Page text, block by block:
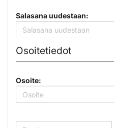
Salasana uudestaan:
Osoitetiedot
Osoite: